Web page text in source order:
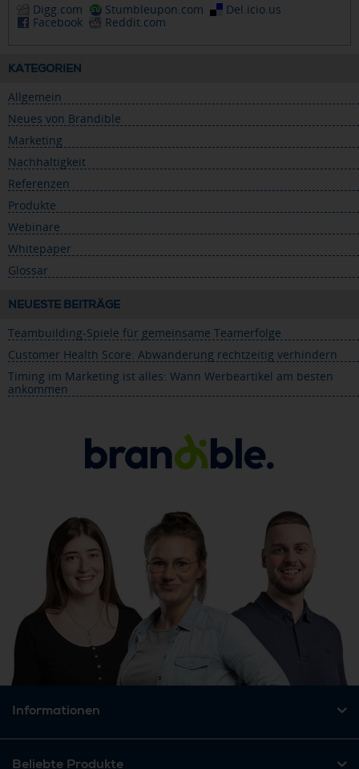
Digg.com Stumbleupon.com
Del.icio.us
Facebook
Reddit.com
KATEGORIEN
Allgemein
Neues von Brandible
Marketing
Nachhaltigkeit
Referenzen
Produkte
Webinare
Whitepaper
Glossar
NEUESTE BEITRÄGE
Teambuilding-Spiele für gemeinsame Teamerfolge
Customer Health Score: Abwanderung rechtzeitig verhindern
Timing im Marketing ist alles: Wann Werbeartikel am besten
ankommen
Informationen
Beliebte Produkte